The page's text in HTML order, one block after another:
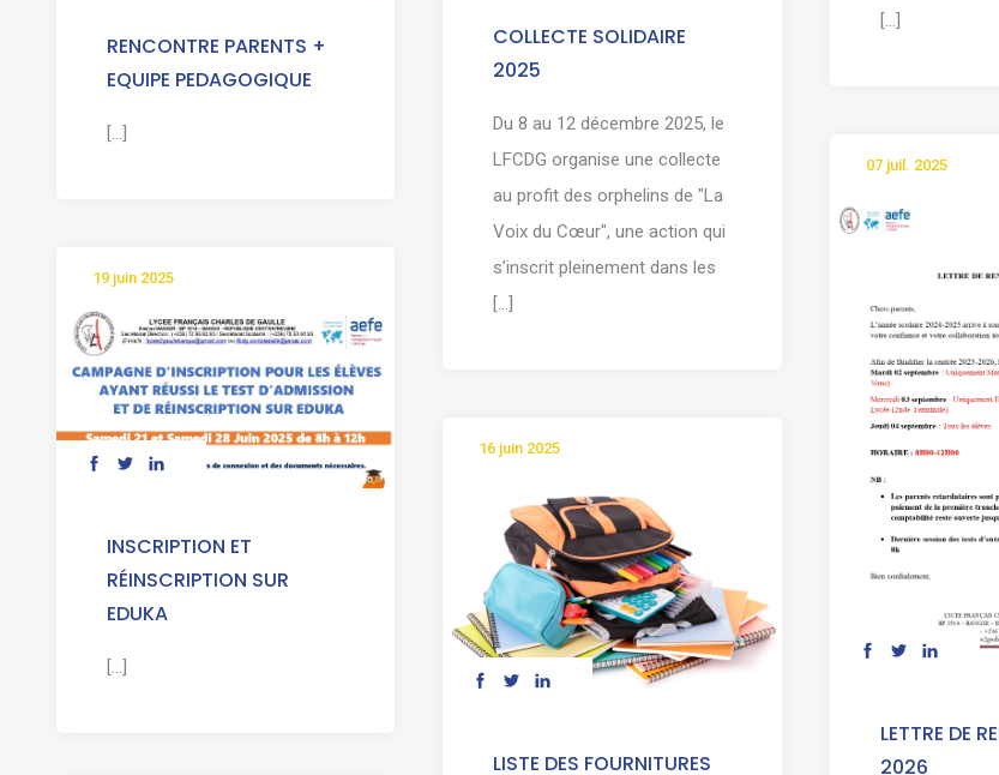
COLLECTE SOLIDAIRE
2025
Du 8 au 12 décembre 2025, le
LFCDG organise une collecte
au profit des orphelins de "La
Voix du Cœur", une action qui
s’inscrit pleinement dans les
[...]
RENCONTRE PARENTS +
EQUIPE PEDAGOGIQUE
[...]
[...]
07 juil. 2025
LETTRE DE
2026
19 juin 2025
INSCRIPTION ET
RÉINSCRIPTION SUR
EDUKA
[...]
16 juin 2025
LISTE DES FOURNITURES